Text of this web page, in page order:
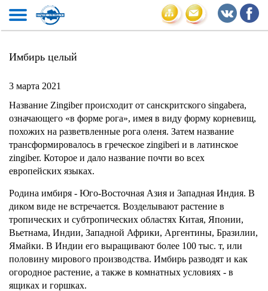
Имбирь целый
3 марта 2021
Название Zingiber происходит от санскритского singabera,
означающего «в форме рога», имея в виду форму корневищ,
похожих на разветвленные рога оленя. Затем название
трансформировалось в греческое zingiberi и в латинское
zingiber. Которое и дало название почти во всех
европейских языках.
Родина имбиря - Юго-Восточная Азия и Западная Индия. В
диком виде не встречается. Возделывают растение в
тропических и субтропических областях Китая, Японии,
Вьетнама, Индии, Западной Африки, Аргентины, Бразилии,
Ямайки. В Индии его выращивают более 100 тыс. т, или
половину мирового производства. Имбирь разводят и как
огородное растение, а также в комнатных условиях - в
ящиках и горшках.